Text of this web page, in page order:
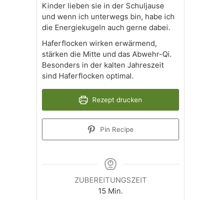
Kinder lieben sie in der Schuljause
und wenn ich unterwegs bin, habe ich
die Energiekugeln auch gerne dabei.
Haferflocken wirken erwärmend,
stärken die Mitte und das Abwehr-Qi.
Besonders in der kalten Jahreszeit
sind Haferflocken optimal.
Rezept drucken
Pin Recipe
ZUBEREITUNGSZEIT
15 Minuten
Min.